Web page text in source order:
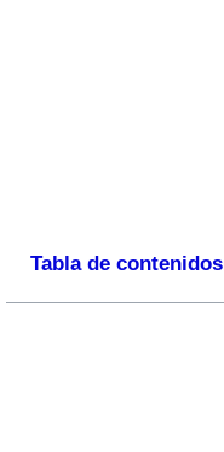
Tabla de contenidos